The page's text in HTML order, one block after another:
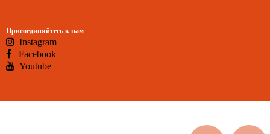
Присоединяйтесь к нам
Instagram
Facebook
Youtube